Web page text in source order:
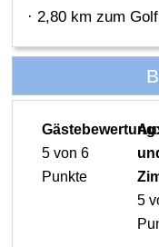
· 2,80 km zum
5 von 6
Punkte
5